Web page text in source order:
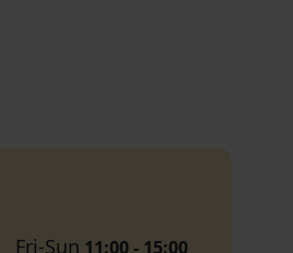
Fri-Sun 11:00 - 15:00